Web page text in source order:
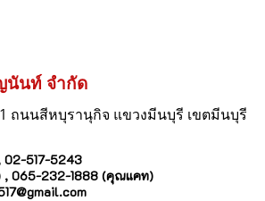
นท์ จำกัด
ถนนสีหบุรานุกิจ แขวงมีนบุรี เขตมีนบุรี
02-517-5243
, 065-232-1888 (คุณแคท)